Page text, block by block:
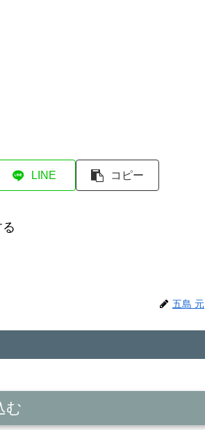
LINE コピー
五島 元
む